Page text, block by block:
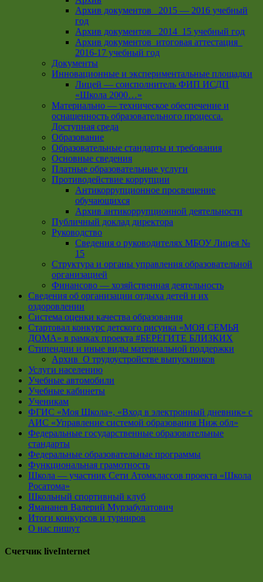
Архив документов _2015 — 2016 учебный
год
Архив документов_ 2014_15 учебный год
Архив документов_итоговая аттестация_
2016-17 учебный год
Документы
Инновационные и экспериментальные площадки
Лицей — соисполнитель ФИП ИСДП
«Школа 2000…»
Материально — техническое обеспечение и
оснащенность образовательного процесса.
Доступная среда
Образование
Образовательные стандарты и требования
Основные сведения
Платные образовательные услуги
Противодействие коррупции
Антикоррупционное просвещение
обучающихся
Архив антикоррупционной деятельности
Публичный доклад директора
Руководство
Cведения о руководителях МБОУ Лицея №
15
Структура и органы управления образовательной
организацией
Финансово — хозяйственная деятельность
Сведения об организации отдыха детей и их
оздоровлении
Система оценки качества образования
Стартовал конкурс детского рисунка «МОЯ СЕМЬЯ
ДОМА» в рамках проекта #БЕРЕГИТЕ БЛИЗКИХ
Стипендии и иные виды материальной поддержки
Архив_О трудоустройстве выпускников
Услуги населению
Учебные автомобили
Учебные кабинеты
Ученикам
ФГИС «Моя Школа», «Вход в электронный дневник» с
АИС «Управление системой образования Ниж обл»
Федеральные государственные образовательные
стандарты
Федеральные образовательные программы
Функциональная грамотность
Школа — участник Сети Атомклассов проекта «Школа
Росатома»
Школьный спортивный клуб
Ямананев Валерий Мурзабулатович
Итоги конкурсов и турниров
О нас пишут
Счетчик liveInternet